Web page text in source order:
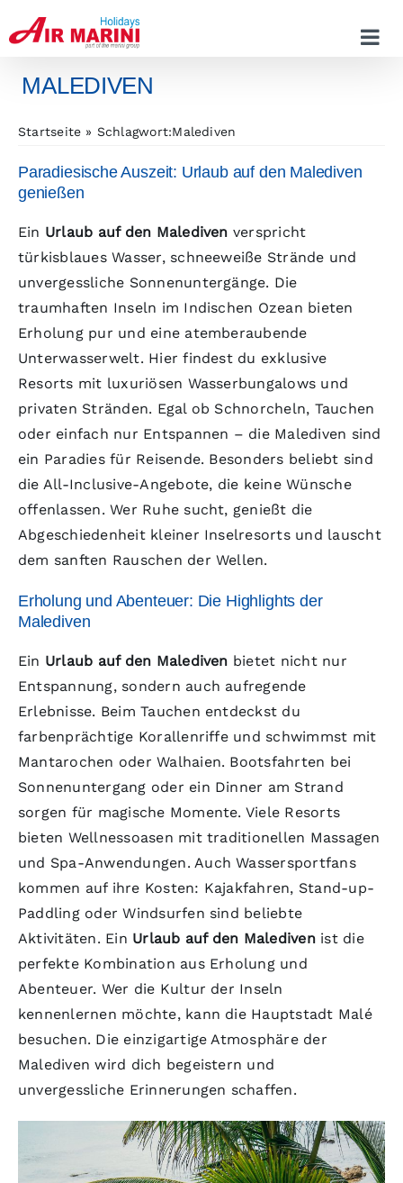
Inhalt
MALEDIVEN
Startseite Schlagwort:Malediven
Paradiesische Auszeit: Urlaub auf den Malediven
genießen
Ein Urlaub auf den Malediven verspricht
türkisblaues Wasser, schneeweiße Strände und
unvergessliche Sonnenuntergänge. Die
traumhaften Inseln im Indischen Ozean bieten
Erholung pur und eine atemberaubende
Unterwasserwelt. Hier findest du exklusive
Resorts mit luxuriösen Wasserbungalows und
privaten Stränden. Egal ob Schnorcheln, Tauchen
oder einfach nur Entspannen – die Malediven sind
ein Paradies für Reisende. Besonders beliebt sind
die All-Inclusive-Angebote, die keine Wünsche
offenlassen. Wer Ruhe sucht, genießt die
Abgeschiedenheit kleiner Inselresorts und lauscht
dem sanften Rauschen der Wellen.
Erholung und Abenteuer: Die Highlights der
Malediven
Ein Urlaub auf den Malediven bietet nicht nur
Entspannung, sondern auch aufregende
Erlebnisse. Beim Tauchen entdeckst du
farbenprächtige Korallenriffe und schwimmst mit
Mantarochen oder Walhaien. Bootsfahrten bei
Sonnenuntergang oder ein Dinner am Strand
sorgen für magische Momente. Viele Resorts
bieten Wellnessoasen mit traditionellen Massagen
und Spa-Anwendungen. Auch Wassersportfans
kommen auf ihre Kosten: Kajakfahren, Stand-up-
Paddling oder Windsurfen sind beliebte
Aktivitäten. Ein Urlaub auf den Maledivenist die
perfekte Kombination aus Erholung und
Abenteuer. Wer die Kultur der Inseln
kennenlernen möchte, kann die Hauptstadt Malé
besuchen. Die einzigartige Atmosphäre der
Malediven wird dich begeistern und
unvergessliche Erinnerungen schaffen.